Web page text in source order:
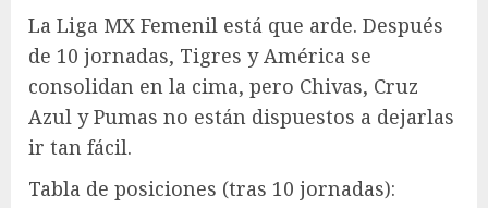
La Liga MX Femenil está que arde. Después
de 10 jornadas, Tigres y América se
consolidan en la cima, pero Chivas, Cruz
Azul y Pumas no están dispuestos a dejarlas
ir tan fácil.
Tabla de posiciones (tras 10 jornadas):